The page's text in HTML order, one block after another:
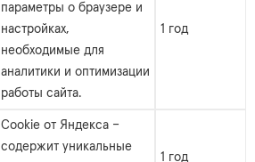
параметры о браузере и
настройках,
необходимые для
аналитики и оптимизации
работы сайта.
1 год
Cookie от Яндекса –
содержит уникальные
1 год